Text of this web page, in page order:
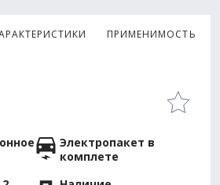
ПРИМЕНИМОСТЬ
сейчас 12 человек
Электропакет в
комплете